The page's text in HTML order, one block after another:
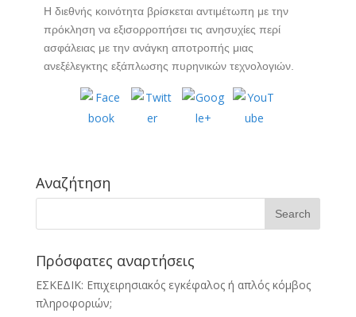
Η διεθνής κοινότητα βρίσκεται αντιμέτωπη με την
πρόκληση να εξισορροπήσει τις ανησυχίες περί
ασφάλειας με την ανάγκη αποτροπής μιας
ανεξέλεγκτης εξάπλωσης πυρηνικών τεχνολογιών.
Αναζήτηση
Πρόσφατες αναρτήσεις
ΕΣΚΕΔΙΚ: Επιχειρησιακός εγκέφαλος ή απλός κόμβος
πληροφοριών;